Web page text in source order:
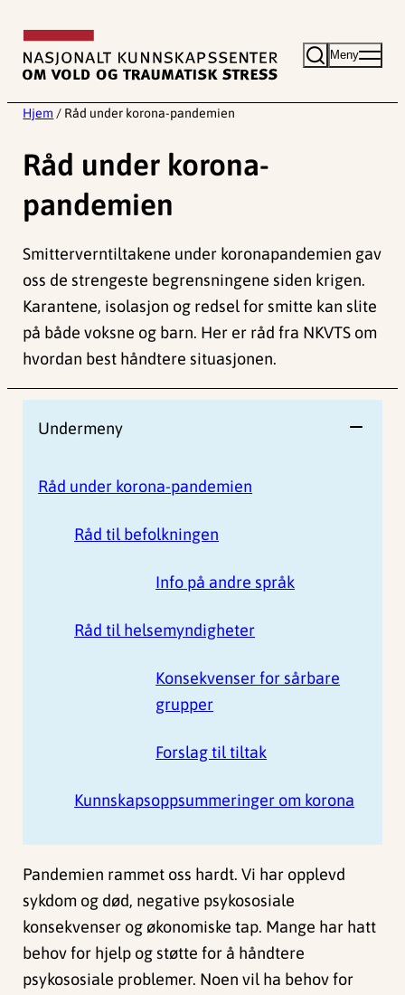
innhold
Meny
Hjem / Råd under korona-pandemien
Råd under korona-
pandemien
Smitterverntiltakene under koronapandemien gav
oss de strengeste begrensningene siden krigen.
Karantene, isolasjon og redsel for smitte kan slite
på både voksne og barn. Her er råd fra NKVTS om
hvordan best håndtere situasjonen.
Undermeny
Råd under korona-pandemien
Råd til befolkningen
Info på andre språk
Råd til helsemyndigheter
Konsekvenser for sårbare
grupper
Forslag til tiltak
Kunnskapsoppsummeringer om korona
Pandemien rammet oss hardt. Vi har opplevd
sykdom og død, negative psykososiale
konsekvenser og økonomiske tap. Mange har hatt
behov for hjelp og støtte for å håndtere
psykososiale problemer. Noen vil ha behov for